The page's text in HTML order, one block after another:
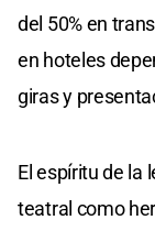
del 50% en
en hoteles
giras y
El espíritu de la
teatral como